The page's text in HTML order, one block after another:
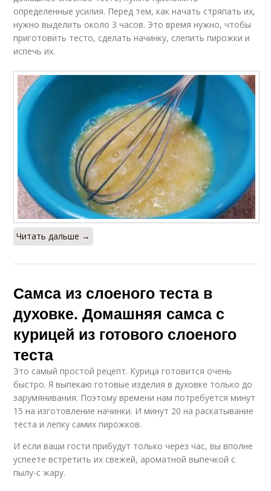
определенные усилия. Перед тем, как начать стряпать их,
нужно выделить около 3 часов. Это время нужно, чтобы
приготовить тесто, сделать начинку, слепить пирожки и
испечь их.
Читать дальше →
Самса из слоеного теста в
духовке. Домашняя самса с
курицей из готового слоеного
теста
Это самый простой рецепт. Курица готовится очень
быстро. Я выпекаю готовые изделия в духовке только до
зарумянивания. Поэтому времени нам потребуется минут
15 на изготовление начинки. И минут 20 на раскатывание
теста и лепку самих пирожков.
И если ваши гости прибудут только через час, вы вполне
успеете встретить их свежей, ароматной выпечкой с
пылу-с жару.